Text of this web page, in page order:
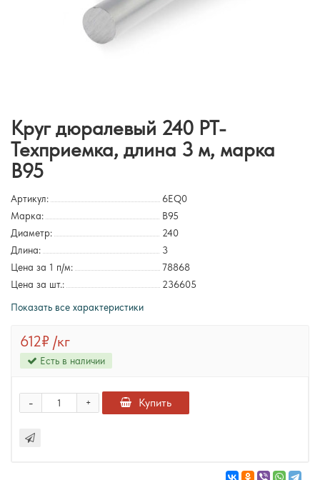
Круг дюралевый 240 РТ-
Техприемка, длина 3 м, марка
В95
Артикул:
6EQ0
Марка:
В95
Диаметр:
240
Длина:
3
Цена за 1 п/м:
78868
Цена за шт.:
236605
Показать все характеристики
612₽ /кг
Есть в наличии
+
- Купить